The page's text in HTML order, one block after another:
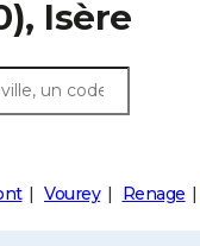
Isère
Vourey Renage